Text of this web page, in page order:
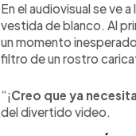
En el audiovisual se ve
vestida de blanco. Al
un momento
filtro de un rostro
“¡Creo que ya
del divertido video.